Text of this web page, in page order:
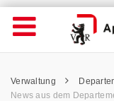
News
Wichtige
Seiten
Home
Inhalt
Kontakt
Inhalt
Pfadnavigation
Verwaltung
News aus dem